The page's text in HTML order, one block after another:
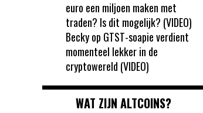
euro een miljoen maken met
traden? Is dit mogelijk? (VIDEO)
Beckyop GTST-soapie verdient
momenteel lekker in de
cryptowereld (VIDEO)
WAT ZIJN ALTCOINS?